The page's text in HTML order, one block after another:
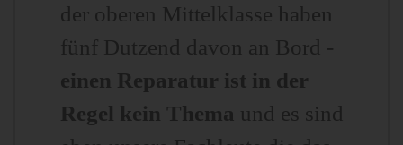
der oberen Mittelklasse haben
fünf Dutzend davon an Bord -
einen Reparatur ist in der
Regel kein Thema und es sind